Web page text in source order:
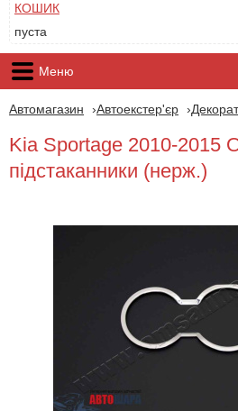
КОШИК
пуста
Меню
Автомагазин Автоекстер'єр
Kia Sportage 2010-2015
підстаканники (нерж.)